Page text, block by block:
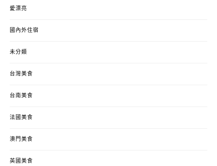
愛漂亮
國內外住宿
未分類
台灣美食
台南美食
法國美食
澳門美食
英國美食